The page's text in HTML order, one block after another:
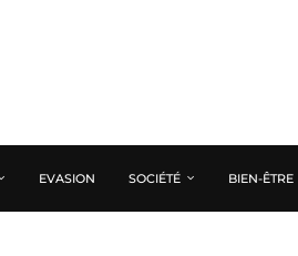
EVASION SOCIÉTÉ BIEN-ÊTRE